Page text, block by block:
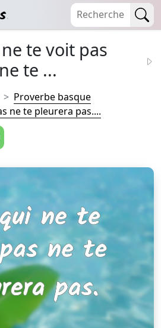
te voit pas
ne te ...
Proverbe basque
ne te pleurera pas....